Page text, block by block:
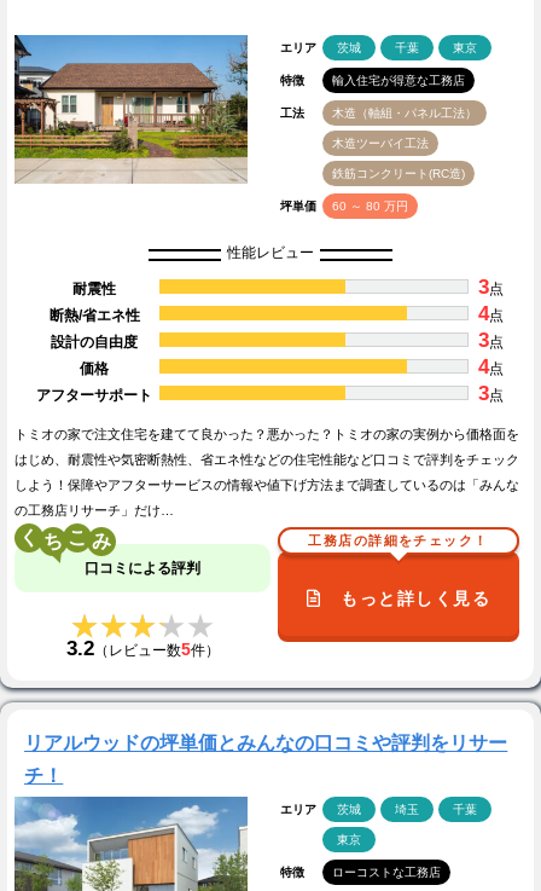
エリア 茨城 千葉 東京
特徴 輸入住宅が得意な工務店
工法 木造（軸組・パネル工法）
木造ツーバイ工法
鉄筋コンクリート(RC造)
坪単価 60 ～ 80 万円
性能レビュー
耐震性 3点
断熱/省エネ性
4点
設計の自由度
3点
価格
4点
アフターサポート
3点
トミオの家で注文住宅を建てて良かった？悪かった？トミオの家の実例から価格面を
はじめ、耐震性や気密断熱性、省エネ性などの住宅性能など口コミで評判をチェック
しよう！保障やアフターサービスの情報や値下げ方法まで調査しているのは「みんな
の工務店リサーチ」だけ…
く こ
口コミによる評判
★★★★★
★★★★★
3.2（レビュー数5件）
工務店の詳細をチェック！
もっと詳しく見る
リアルウッドの坪単価とみんなの口コミや評判をリサー
チ！
エリア 茨城 埼玉 千葉
東京
特徴 ローコストな工務店